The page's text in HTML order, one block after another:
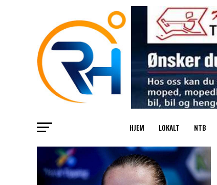
HJEM LOKALT NTB